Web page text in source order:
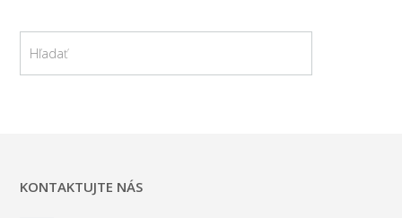
KONTAKTUJTE NÁS